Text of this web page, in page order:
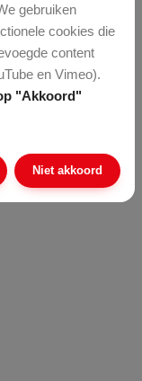
gebruiken
cookies die
content
en Vimeo).
"Akkoord"
Niet akkoord